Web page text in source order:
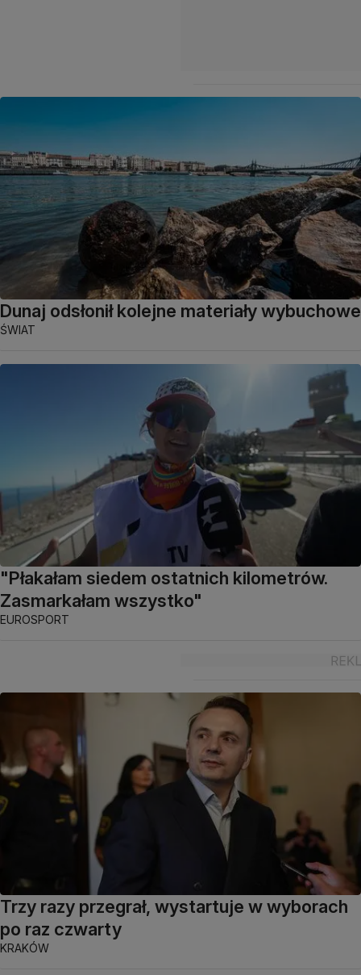
Dunaj odsłonił kolejne materiały wybuchowe
ŚWIAT
"Płakałam siedem ostatnich kilometrów.
Zasmarkałam wszystko"
EUROSPORT
Trzy razy przegrał, wystartuje w wyborach
po raz czwarty
KRAKÓW